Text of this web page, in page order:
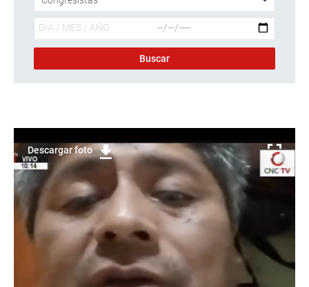
Descargar foto